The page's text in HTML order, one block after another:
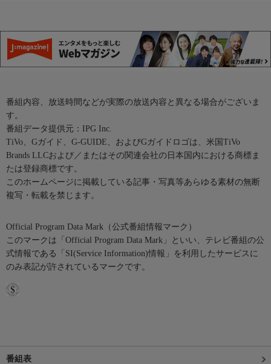
番組内容、放送時間などが実際の放送内容と異なる場合がございま
す。
番組データ提供元：IPG Inc.
TiVo、Gガイド、G-GUIDE、およびGガイドロゴは、米国TiVo
Brands LLCおよび／またはその関連会社の日本国内における商標ま
たは登録商標です。
このホームページに掲載している記事・写真等あらゆる素材の無断
複写・転載を禁じます。
Official Program Data Mark（公式番組情報マーク）
このマークは「Official Program Data Mark」といい、テレビ番組の公
式情報である「SI(Service Information)情報」を利用したサービスに
のみ表記が許されているマークです。
番組表